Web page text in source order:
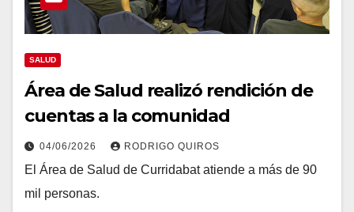
SALUD
Área de Salud realizó rendición de
cuentas a la comunidad
04/06/2026 RODRIGO QUIROS
El Área de Salud de Curridabat atiende a más de 90
mil personas.